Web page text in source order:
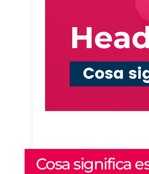
Cosa significa